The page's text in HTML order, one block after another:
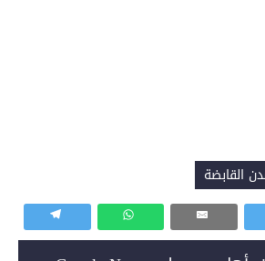
القابضة